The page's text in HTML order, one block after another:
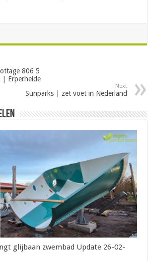
806 5
| Erperheide
Next
Sunparks | zet voet in Nederland
glijbaan zwembad Update 26-02-